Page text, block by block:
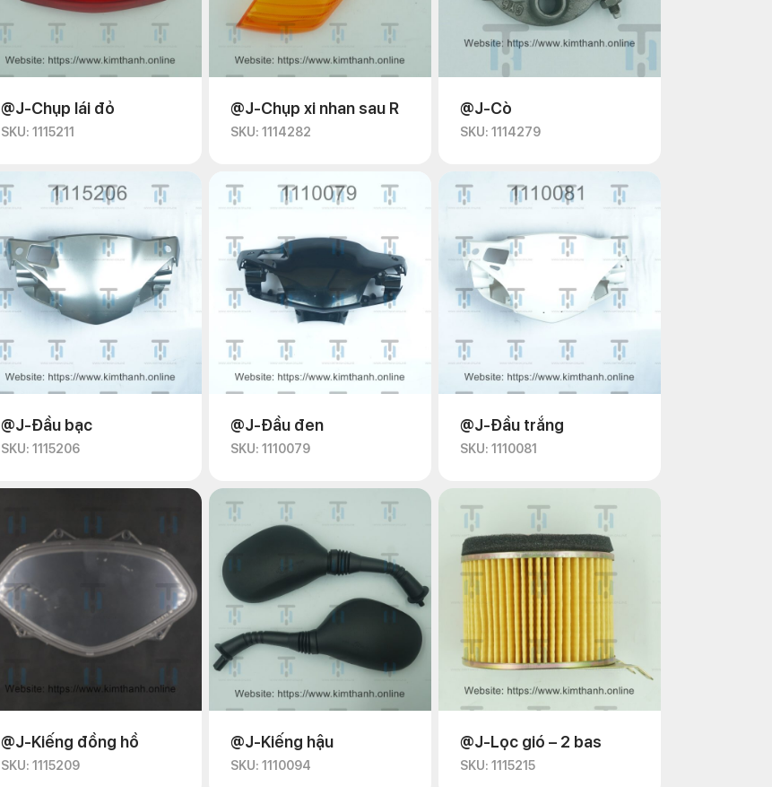
@J-Chụp lái đỏ
SKU: 1115211
@J-Chụp xi nhan sau R
SKU: 1114282
@J-Cò
SKU: 1114279
@J-Đầu bạc
SKU: 1115206
@J-Đầu đen
SKU: 1110079
@J-Đầu trắng
SKU: 1110081
@J-Kiếng đồng hồ
SKU: 1115209
@J-Kiếng hậu
SKU: 1110094
@J-Lọc gió – 2 bas
SKU: 1115215